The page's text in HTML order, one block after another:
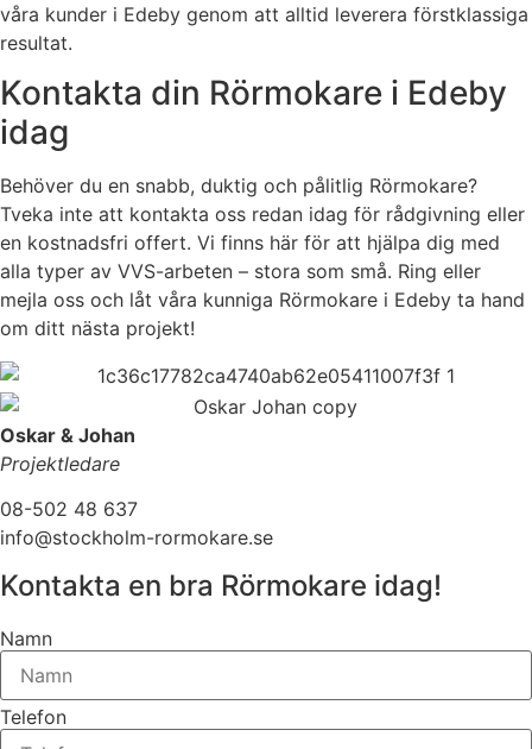
våra kunder i Edeby genom att alltid leverera förstklassiga
resultat.
Kontakta din Rörmokare i Edeby
idag
Behöver du en snabb, duktig och pålitlig Rörmokare?
Tveka inte att kontakta oss redan idag för rådgivning eller
en kostnadsfri offert. Vi finns här för att hjälpa dig med
alla typer av VVS-arbeten – stora som små. Ring eller
mejla oss och låt våra kunniga Rörmokare i Edeby ta hand
om ditt nästa projekt!
Oskar & Johan
Projektledare
08-502 48 637
info@stockholm-rormokare.se
Kontakta en bra Rörmokare idag!
Namn
Telefon